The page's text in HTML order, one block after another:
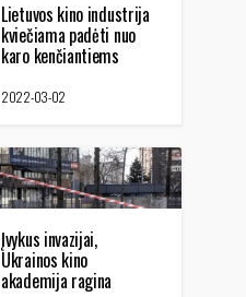
Lietuvos kino industrija
kviečiama padėti nuo
karo kenčiantiems
2022-03-02
Įvykus invazijai,
Ukrainos kino
akademija ragina